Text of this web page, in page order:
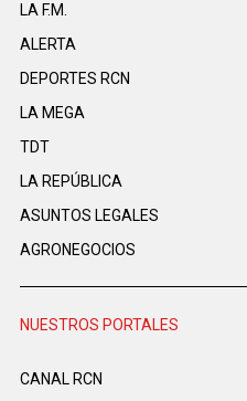
LA F.M.
ALERTA
DEPORTES RCN
LA MEGA
TDT
LA REPÚBLICA
ASUNTOS LEGALES
AGRONEGOCIOS
NUESTROS PORTALES
CANAL RCN